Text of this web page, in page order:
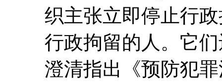
织主张立即停止行
行政拘留的人。它
澄清指出《预防犯